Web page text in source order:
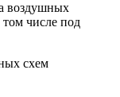
воздушных
числе под
схем